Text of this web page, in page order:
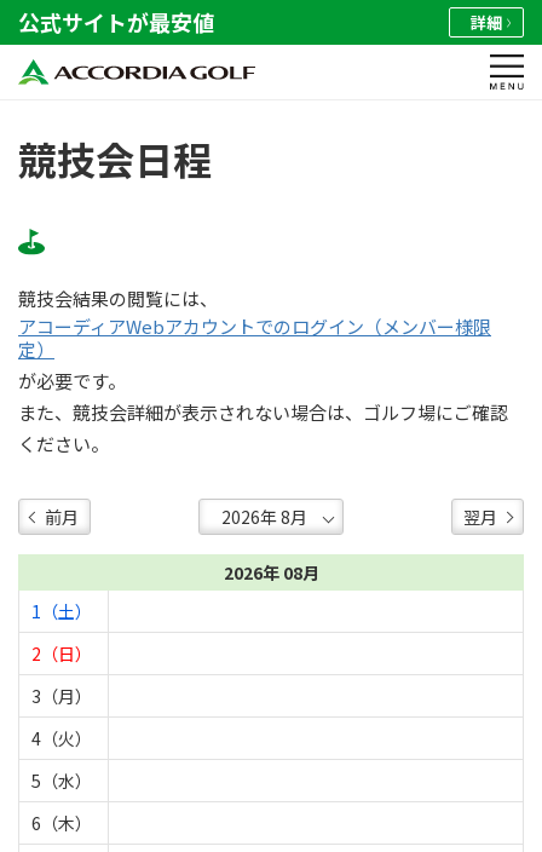
公式サイトが最安値 詳細
競技会日程
競技会結果の閲覧には、
アコーディアWebアカウントでのログイン（メンバー様限
定）
が必要です。
また、競技会詳細が表示されない場合は、ゴルフ場にご確認
ください。
前月 翌月
2026年 08月
1（土）
2（日）
3（月）
4（火）
5（水）
6（木）